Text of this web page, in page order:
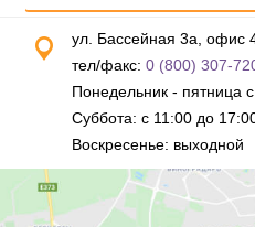
ул. Бассейная 3а, офис
тел/факс: 0 (800) 307-
Понедельник - пятница
Суббота: с 11:00 до
Воскресенье: выходной